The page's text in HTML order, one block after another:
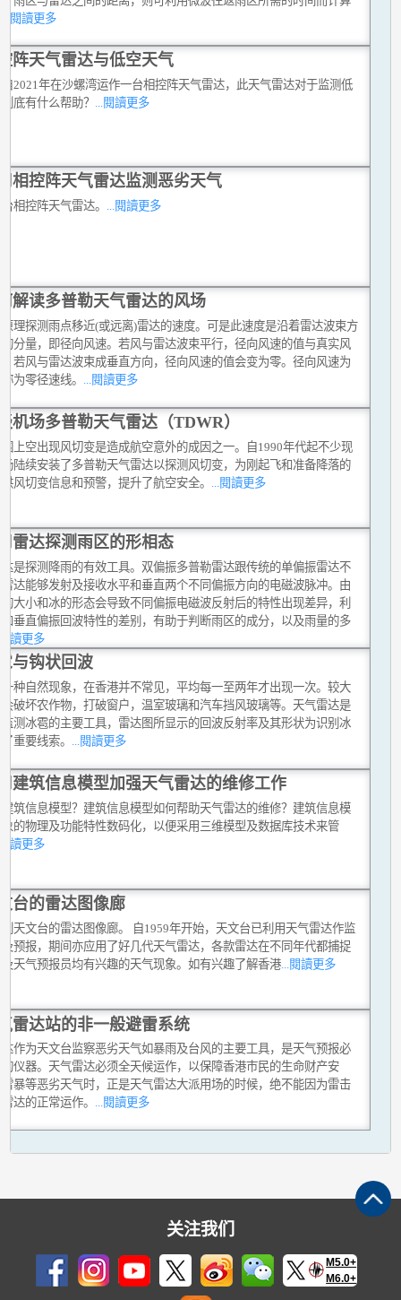
...閱讀更多
阵天气雷达与低空天气
2021年在沙螺湾运作一台相控阵天气雷达，此天气雷达对于监测低
底有什么帮助？ ...閱讀更多
相控阵天气雷达监测恶劣天气
相控阵天气雷达。 ...閱讀更多
解读多普勒天气雷达的风场
理探测雨点移近(或远离)雷达的速度。可是此速度是沿着雷达波束方
分量，即径向风速。若风与雷达波束平行，径向风速的值与真实风
若风与雷达波束成垂直方向，径向风速的值会变为零。径向风速为
为零径速线。 ...閱讀更多
机场多普勒天气雷达（TDWR）
上空出现风切变是造成航空意外的成因之一。自1990年代起不少现
陆续安装了多普勒天气雷达以探测风切变，为刚起飞和准备降落的
风切变信息和预警，提升了航空安全。
...閱讀更多
雷达探测雨区的形相态
是探测降雨的有效工具。双偏振多普勒雷达跟传统的单偏振雷达不
达能够发射及接收水平和垂直两个不同偏振方向的电磁波脉冲。由
大小和冰的形态会导致不同偏振电磁波反射后的特性出现差异，利
垂直偏振回波特性的差别，有助于判断雨区的成分，以及雨量的多
讀更多
与钩状回波
种自然现象，在香港并不常见，平均每一至两年才出现一次。较大
破坏农作物，打破窗户，温室玻璃和汽车挡风玻璃等。天气雷达是
测冰雹的主要工具，雷达图所显示的回波反射率及其形状为识别冰
重要线索。 ...閱讀更多
建筑信息模型加强天气雷达的维修工作
筑信息模型？建筑信息模型如何帮助天气雷达的维修？建筑信息模
的物理及功能特性数码化，以便采用三维模型及数据库技术来管
讀更多
台的雷达图像廊
天文台的雷达图像廊。 自1959年开始，天文台已利用天气雷达作监
预报，期间亦应用了好几代天气雷达，各款雷达在不同年代都捕捉
天气预报员均有兴趣的天气现象。如有兴趣了解香港...閱讀更多
雷达站的非一般避雷系统
作为天文台监察恶劣天气如暴雨及台风的主要工具，是天气预报必
仪器。天气雷达必须全天候运作，以保障香港巿民的生命财产安
暴等恶劣天气时，正是天气雷达大派用场的时候，绝不能因为雷击
达的正常运作。 ...閱讀更多
关注我们
M5.0+
M6.0+